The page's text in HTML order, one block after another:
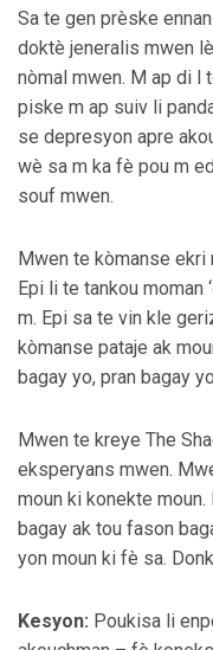
Sa te gen prèske
doktè jeneralis mwen
nòmal mwen. M ap di l
piske m ap suiv li
se depresyon apre
wè sa m ka fè pou m
souf mwen.
Mwen te kòmanse ekri
Epi li te tankou moman
m. Epi sa te vin kle
kòmanse pataje ak
bagay yo, pran bagay
Mwen te kreye The
eksperyans mwen.
moun ki konekte
bagay ak tou fason
yon moun ki fè sa.
Kesyon: Poukisa li